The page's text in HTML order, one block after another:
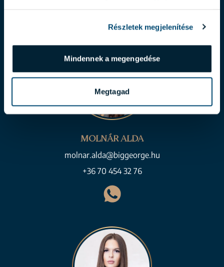
Részletek megjelenítése
Mindennek a megengedése
Megtagad
MOLNÁR ALDA
molnar.alda@biggeorge.hu
+36 70 454 32 76